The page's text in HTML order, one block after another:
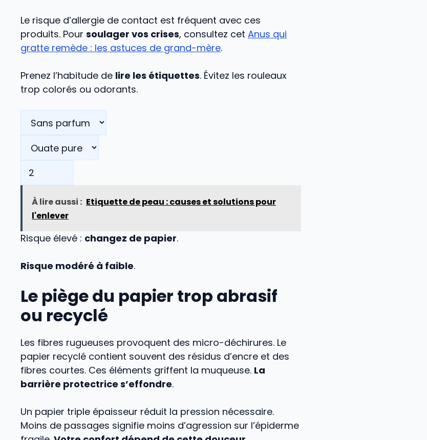
Le risque d’allergie de contact est fréquent avec ces
produits. Pour soulager vos crises, consultez cet Anus qui
gratte remède : les astuces de grand-mère.
Prenez l’habitude de lire les étiquettes. Évitez les rouleaux
trop colorés ou odorants.
À lire aussi : Etiquette de peau : causes et solutions pour
l'enlever
Risque élevé : changez de papier.
Risque modéré à faible.
Le piège du papier trop abrasif
ou recyclé
Les fibres rugueuses provoquent des micro-déchirures. Le
papier recyclé contient souvent des résidus d’encre et des
fibres courtes. Ces éléments griffent la muqueuse. La
barrière protectrice s’effondre.
Un papier triple épaisseur réduit la pression nécessaire.
Moins de passages signifie moins d’agression sur l’épiderme